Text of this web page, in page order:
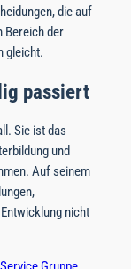
die auf
Bereich der
gleicht.
passiert
Sie ist das
und
Auf seinem
nicht